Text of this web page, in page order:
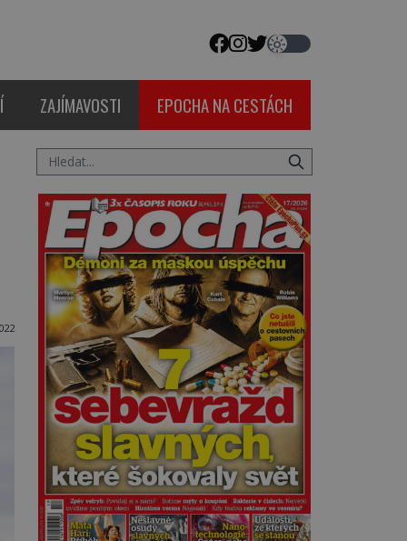
ZAJÍMAVOSTI EPOCHA NA CESTÁCH